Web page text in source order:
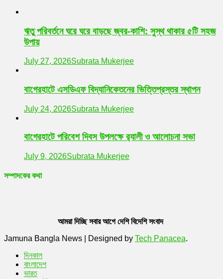
ঋতু পরিবর্তনে ঘরে ঘরে বাড়ছে জ্বর-কাশি: সুস্থ থাকার ৫টি সহজ
উপায়
July 27, 2026Subrata Mukerjee
বাগেরহাটে এসডিএফ বিদ্যানিকেতনের ভিত্তিপ্রস্তর স্থাপন
July 24, 2026Subrata Mukerjee
বাগেরহাটে পরিবেশ দিবস উপলক্ষে র‌্যালী ও আলোচনা সভা
July 9, 2026Subrata Mukerjee
সম্পাদকের কথা
আমরা দিচ্ছি সবার আগে দেশি বিদেশি সংবাদ
Jamuna Bangla News
Designed by Tech Panacea.
দিনকাল
বাংলাদেশ
ভারত